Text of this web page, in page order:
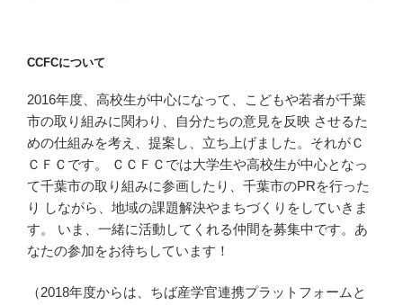
CCFCについて
2016年度、高校生が中心になって、こどもや若者が千葉
市の取り組みに関わり、自分たちの意見を反映 させるた
めの仕組みを考え、提案し、立ち上げました。それがＣ
ＣＦＣです。 ＣＣＦＣでは大学生や高校生が中心となっ
て千葉市の取り組みに参画したり、千葉市のPRを行った
り しながら、地域の課題解決やまちづくりをしていきま
す。 いま、一緒に活動してくれる仲間を募集中です。あ
なたの参加をお待ちしています！
（2018年度からは、ちば産学官連携プラットフォームと